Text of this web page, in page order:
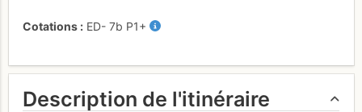
Cotations ED- 7b P1+
Description de l'itinéraire